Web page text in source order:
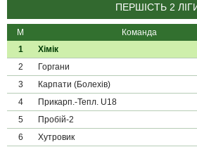
ПЕРШІСТЬ 2
М Команда
1
Хімік
2
Горгани
3
Карпати (Болехів)
4
Прикарп.-Тепл. U18
5
Пробій-2
6
Хутровик